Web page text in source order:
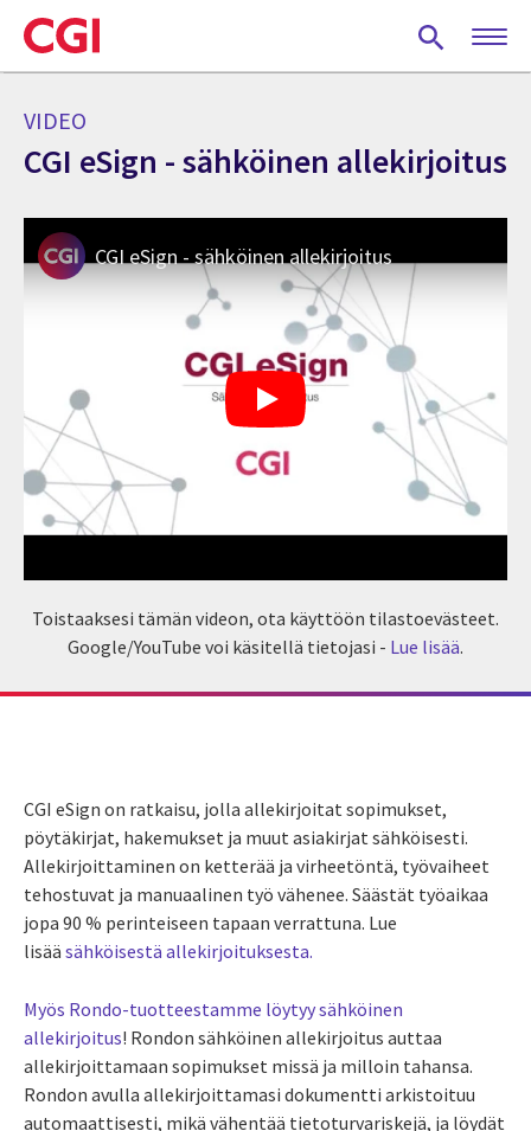
Skip
to
main
VIDEO
CGI eSign - sähköinen allekirjoitus
CGI eSign - sähköinen allekirjoitus
Toistaaksesi tämän videon, ota käyttöön tilastoevästeet.
Google/YouTube voi käsitellä tietojasi - Lue lisää.
CGI eSign on ratkaisu, jolla allekirjoitat sopimukset,
pöytäkirjat, hakemukset ja muut asiakirjat sähköisesti.
Allekirjoittaminen on ketterää ja virheetöntä, työvaiheet
tehostuvat ja manuaalinen työ vähenee. Säästät työaikaa
jopa 90 % perinteiseen tapaan verrattuna. Lue
lisää sähköisestä allekirjoituksesta.
Myös Rondo-tuotteestamme löytyy sähköinen
allekirjoitus! Rondon sähköinen allekirjoitus auttaa
allekirjoittamaan sopimukset missä ja milloin tahansa.
Rondon avulla allekirjoittamasi dokumentti arkistoituu
automaattisesti, mikä vähentää tietoturvariskejä, ja löydät